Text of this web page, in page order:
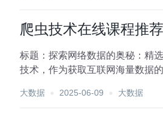
爬虫技术在线课程推荐
标题：探索网络数据的奥秘：精
技术，作为获取互联网海量数据
大数据 2025-06-09 大数据